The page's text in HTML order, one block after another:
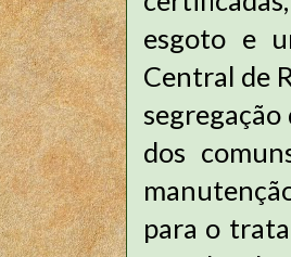
esgoto e
Central de
dos
para o